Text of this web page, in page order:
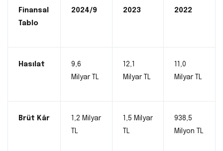
Finansal
Tablo
2024/9 2023 2022
Hasılat
9,6
Milyar TL
12,1
Milyar TL
11,0
Milyar TL
Brüt Kâr
1,2 Milyar
TL
1,5 Milyar
TL
938,5
Milyon TL